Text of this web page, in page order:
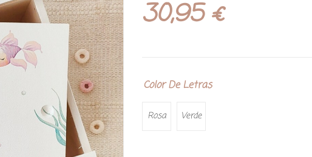
30,95€
Color De Letras
Rosa Verde